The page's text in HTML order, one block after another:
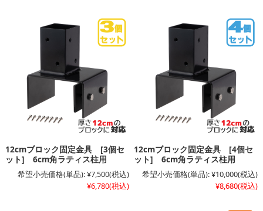
12cmブロック固定金具 [3個セ
ット] 6cm角ラティス柱用
希望小売価格(単品):¥7,500(税込)
¥6,780(税込)
12cmブロック固定金具 [4個セ
ット] 6cm角ラティス柱用
希望小売価格(単品):¥10,000(税込)
¥8,680(税込)